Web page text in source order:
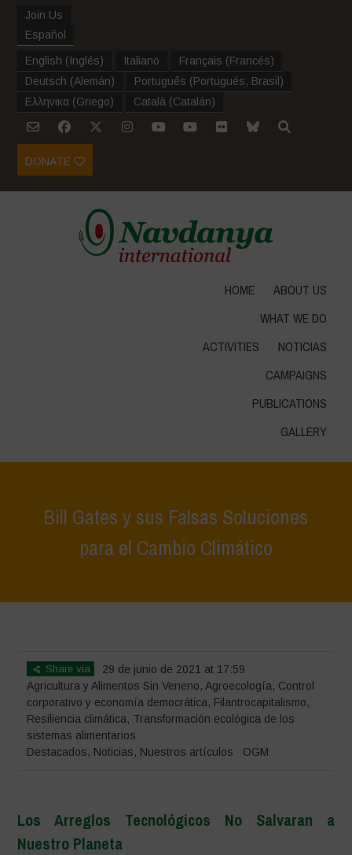
Join Us
Español
English (Inglés) Italiano Français (Francés)
Deutsch (Alemán) Português (Portugués, Brasil )
Ελληνικα (Griego) Català (Catalán)
DONATE
HOME
ABOUT US
WHAT WE DO
ACTIVITIES
NOTICIAS
CAMPAIGNS
PUBLICATIONS
GALLERY
Bill Gates y sus Falsas Soluciones
para el Cambio Climático
Share via
29 de junio de 2021 at 17:59
Agricultura y Alimentos Sin Veneno, Agroecología, Control
corporativo y economía democrática, Filantrocapitalismo,
Resiliencia climática, Transformación ecológica de los
sistemas alimentarios
Destacados, Noticias, Nuestros artículos OGM
Los Arreglos Tecnológicos No Salvaran a
Nuestro Planeta